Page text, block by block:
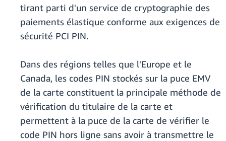
tirant parti d'un service de cryptographie des
paiements élastique conforme aux exigences de
sécurité PCI PIN.
Dans des régions telles que l'Europe et le
Canada, les codes PIN stockés sur la puce EMV
de la carte constituent la principale méthode de
vérification du titulaire de la carte et
permettent à la puce de la carte de vérifier le
code PIN hors ligne sans avoir à transmettre le